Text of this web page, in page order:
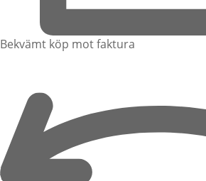
Bekvämt köp mot faktura